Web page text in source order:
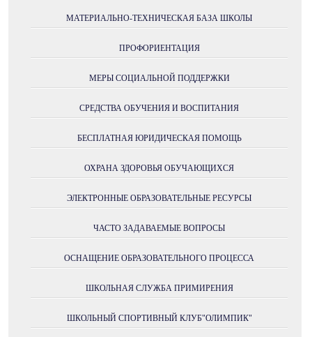
МАТЕРИАЛЬНО-ТЕХНИЧЕСКАЯ БАЗА ШКОЛЫ
ПРОФОРИЕНТАЦИЯ
МЕРЫ СОЦИАЛЬНОЙ ПОДДЕРЖКИ
СРЕДСТВА ОБУЧЕНИЯ И ВОСПИТАНИЯ
БЕСПЛАТНАЯ ЮРИДИЧЕСКАЯ ПОМОЩЬ
ОХРАНА ЗДОРОВЬЯ ОБУЧАЮЩИХСЯ
ЭЛЕКТРОННЫЕ ОБРАЗОВАТЕЛЬНЫЕ РЕСУРСЫ
ЧАСТО ЗАДАВАЕМЫЕ ВОПРОСЫ
ОСНАЩЕНИЕ ОБРАЗОВАТЕЛЬНОГО ПРОЦЕССА
ШКОЛЬНАЯ СЛУЖБА ПРИМИРЕНИЯ
ШКОЛЬНЫЙ СПОРТИВНЫЙ КЛУБ"ОЛИМПИК"